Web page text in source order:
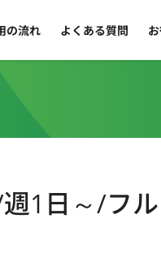
の流れ よくある質問
週1日～/フ